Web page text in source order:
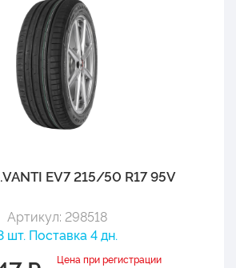
EV7 215/50 R17 95V
Артикул: 298518
шт. Поставка 4 дн.
Цена при регистрации